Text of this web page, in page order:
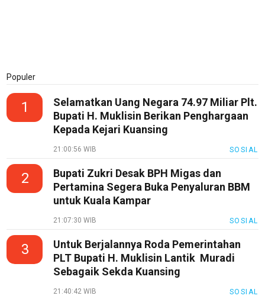
Populer
1
Selamatkan Uang Negara 74.97 Miliar Plt.
Bupati H. Muklisin Berikan Penghargaan
Kepada Kejari Kuansing
21:00:56 WIB SOSIAL
2
Bupati Zukri Desak BPH Migas dan
Pertamina Segera Buka Penyaluran BBM
untuk Kuala Kampar
21:07:30 WIB SOSIAL
3
Untuk Berjalannya Roda Pemerintahan
PLT Bupati H. Muklisin Lantik Muradi
Sebagaik Sekda Kuansing
21:40:42 WIB SOSIAL
LabuhanBatu
Nusapos
Karir
Kode
Etik
Internal